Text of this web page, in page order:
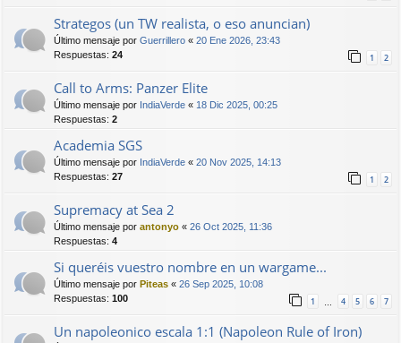
Strategos (un TW realista, o eso anuncian)
Último mensaje por Guerrillero « 20 Ene 2026, 23:43
Respuestas: 24 1 2
Call to Arms: Panzer Elite
Último mensaje por IndiaVerde « 18 Dic 2025, 00:25
Respuestas: 2
Academia SGS
Último mensaje por IndiaVerde « 20 Nov 2025, 14:13
Respuestas: 27 1 2
Supremacy at Sea 2
Último mensaje por antonyo « 26 Oct 2025, 11:36
Respuestas: 4
Si queréis vuestro nombre en un wargame...
Último mensaje por Piteas « 26 Sep 2025, 10:08
Respuestas: 100 1 4 5 6 7
Un napoleonico escala 1:1 (Napoleon Rule of Iron)